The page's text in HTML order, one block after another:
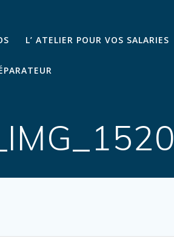
L’ ATELIER POUR VOS SALARIES